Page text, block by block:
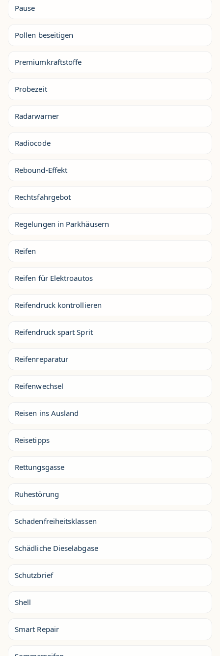
Pause
Pollen beseitigen
Premiumkraftstoffe
Probezeit
Radarwarner
Radiocode
Rebound-Effekt
Rechtsfahrgebot
Regelungen in Parkhäusern
Reifen
Reifen für Elektroautos
Reifendruck kontrollieren
Reifendruck spart Sprit
Reifenreparatur
Reifenwechsel
Reisen ins Ausland
Reisetipps
Rettungsgasse
Ruhestörung
Schadenfreiheitsklassen
Schädliche Dieselabgase
Schutzbrief
Shell
Smart Repair